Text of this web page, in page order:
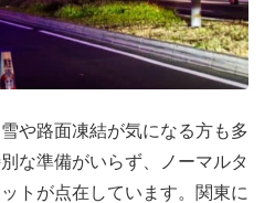
や路面凍結が気になる方も多
な準備がいらず、ノーマルタ
トが点在しています。関東に